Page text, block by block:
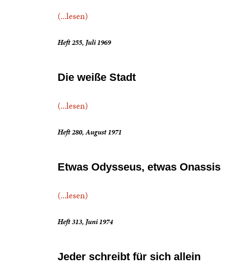
(...lesen)
Heft 255, Juli 1969
Die weiße Stadt
(...lesen)
Heft 280, August 1971
Etwas Odysseus, etwas Onassis
(...lesen)
Heft 313, Juni 1974
Jeder schreibt für sich allein